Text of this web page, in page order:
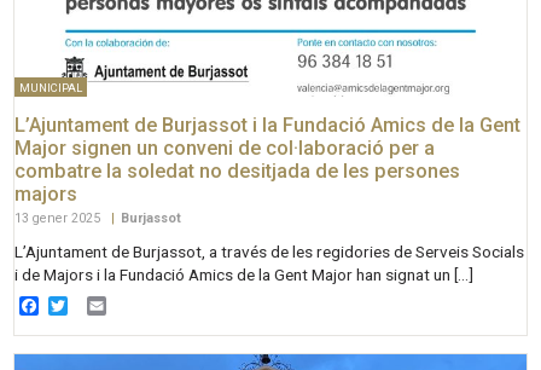
MUNICIPAL
L’Ajuntament de Burjassot i la Fundació Amics de la Gent
Major signen un conveni de col·laboració per a
combatre la soledat no desitjada de les persones
majors
13 gener 2025 Burjassot
L’Ajuntament de Burjassot, a través de les regidories de Serveis Socials
i de Majors i la Fundació Amics de la Gent Major han signat un […]
Facebook
Twitter